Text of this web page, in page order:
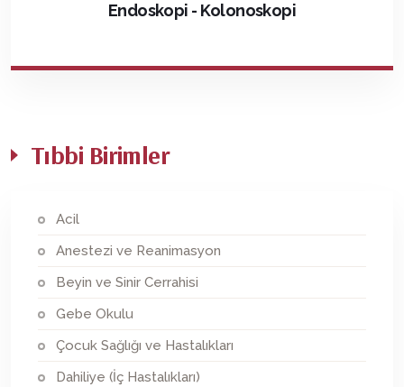
Endoskopi - Kolonoskopi
Tıbbi Birimler
Acil
Anestezi ve Reanimasyon
Beyin ve Sinir Cerrahisi
Gebe Okulu
Çocuk Sağlığı ve Hastalıkları
Dahiliye (İç Hastalıkları)